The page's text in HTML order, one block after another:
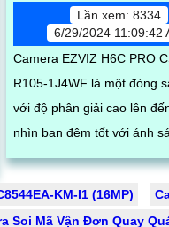
Lần xem: 8334
6/29/2024 11:09:42
Camera EZVIZ H6C PRO
R105-1J4WF là một đòng
với độ phân giải cao lên
nhìn ban đêm tốt với ánh
ngoại và đèn LED trợ sáng. Khả
KM-I1 (16MP)
Soi Mã Vận Đơn Quay